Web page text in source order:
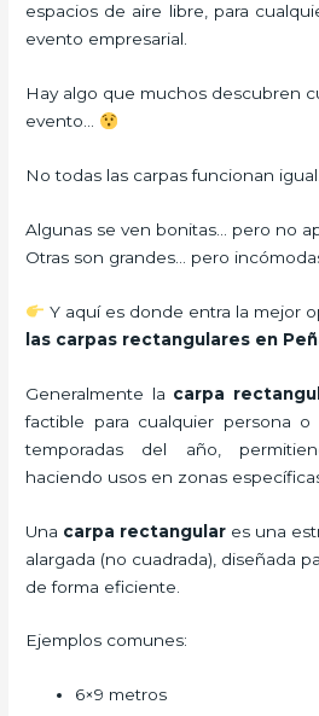
espacios de aire libre, para
evento empresarial.
Hay algo que muchos descubren
evento…
No todas las carpas funcionan igual.
Algunas se ven bonitas… pero no
Otras son grandes… pero
Y aquí es donde entra la mejor
las carpas rectangulares en
Generalmente la carpa
factible para cualquier persona
temporadas del año,
haciendo usos en zonas
Una carpa rectangular es una
alargada (no cuadrada), diseñada
de forma eficiente.
Ejemplos comunes:
6×9 metros